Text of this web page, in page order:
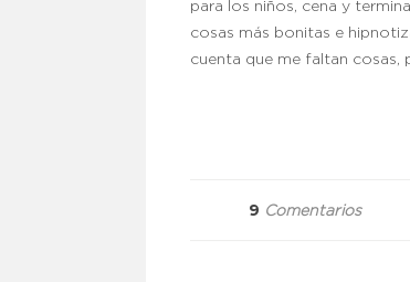
para los niños, cena y
cosas más bonitas e
cuenta que me faltan cosas,
9 Comentarios